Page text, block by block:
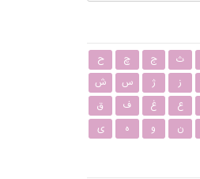
ث ج چ
ح
ز ژ س
ش
ع غ ف
ق
ن و ه ی